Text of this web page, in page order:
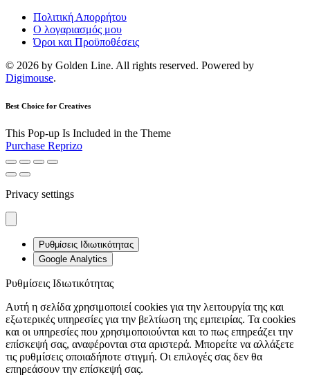
Πολιτική Απορρήτου
Ο λογαριασμός μου
Όροι και Προϋποθέσεις
© 2026 by Golden Line. All rights reserved. Powered by
Digimouse.
Best Choice for Creatives
This Pop-up Is Included in the Theme
Purchase Reprizo
Privacy settings
Ρυθμίσεις Ιδιωτικότητας
Google Analytics
Ρυθμίσεις Ιδιωτικότητας
Αυτή η σελίδα χρησιμοποιεί cookies για την λειτουργία της και
εξωτερικές υπηρεσίες για την βελτίωση της εμπειρίας. Τα cookies
και οι υπηρεσίες που χρησιμοποιούνται και το πως επηρεάζει την
επίσκεψή σας, αναφέρονται στα αριστερά. Μπορείτε να αλλάξετε
τις ρυθμίσεις οποιαδήποτε στιγμή. Οι επιλογές σας δεν θα
επηρεάσουν την επίσκεψή σας.